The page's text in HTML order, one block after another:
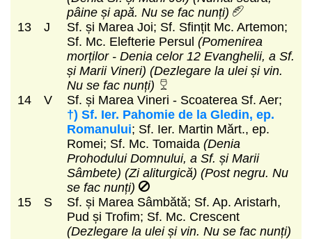
pâine și apă. Nu se fac nunți)
13
J
Sf. și Marea Joi; Sf. Sfințit Mc. Artemon;
Sf. Mc. Elefterie Persul (Pomenirea
morților - Denia celor 12 Evanghelii, a Sf.
și Marii Vineri) (Dezlegare la ulei și vin.
Nu se fac nunți)
14
V
Sf. și Marea Vineri - Scoaterea Sf. Aer;
†) Sf. Ier. Pahomie de la Gledin, ep.
Romanului; Sf. Ier. Martin Mărt., ep.
Romei; Sf. Mc. Tomaida (Denia
Prohodului Domnului, a Sf. și Marii
Sâmbete) (Zi aliturgică) (Post negru. Nu
se fac nunți)
15
S
Sf. și Marea Sâmbătă; Sf. Ap. Aristarh,
Pud și Trofim; Sf. Mc. Crescent
(Dezlegare la ulei și vin. Nu se fac nunți)